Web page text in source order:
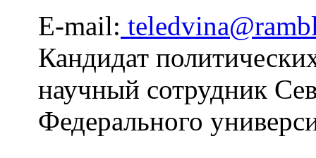
E-mail:
Кандидат
научный сотрудник
Федерального